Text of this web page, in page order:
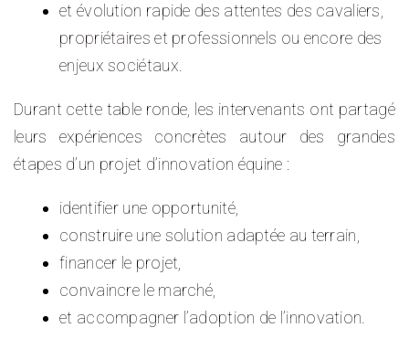
et évolution rapide des attentes des cavaliers,
propriétaires et professionnels ou encore des
enjeux sociétaux.
Durant cette table ronde, les intervenants ont partagé
leurs expériences concrètes autour des grandes
étapes d’un projet d’innovation équine :
identifier une opportunité,
construire une solution adaptée au terrain,
financer le projet,
convaincre le marché,
et accompagner l’adoption de l’innovation.